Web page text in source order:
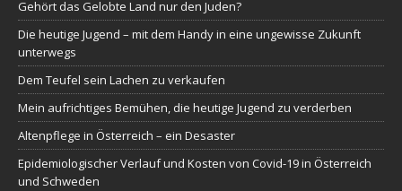
Gehört das Gelobte Land nur den Juden?
Die heutige Jugend – mit dem Handy in eine ungewisse Zukunft
unterwegs
Dem Teufel sein Lachen zu verkaufen
Mein aufrichtiges Bemühen, die heutige Jugend zu verderben
Altenpflege in Österreich – ein Desaster
Epidemiologischer Verlauf und Kosten von Covid-19 in Österreich
und Schweden